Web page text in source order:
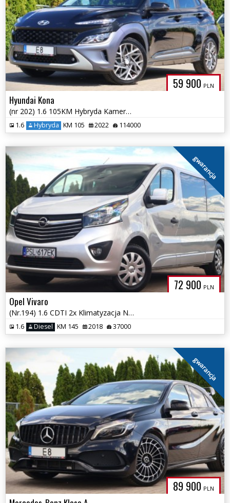
59 900 PLN
Hyundai Kona
(nr 202) 1.6 105KM Hybryda Kamera Parktronik Klima Gwarancja!!!
1.6 Hybryda KM 105 2022 114000
72 900 PLN
gwarancja
Opel Vivaro
(Nr.194) 1.6 CDTI 2x Klimatyzacja Navi Parktronik Tempomat Gwarancja!!
1.6 Diesel KM 145 2018 37000
89 900 PLN
gwarancja